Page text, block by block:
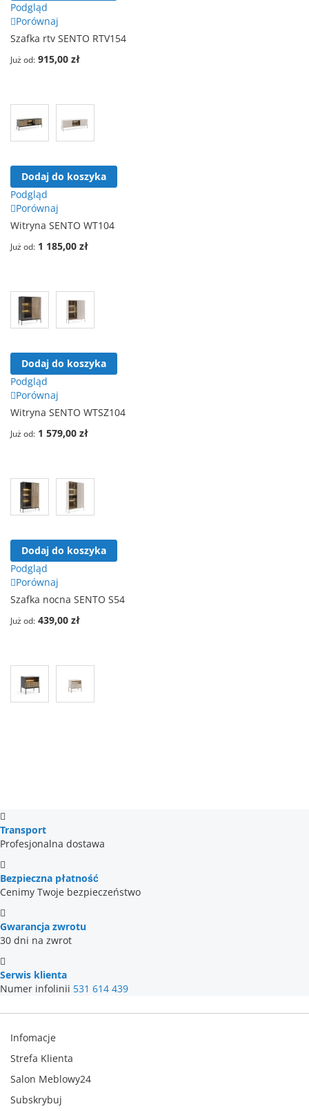
Podgląd
Porównaj
Szafka rtv SENTO RTV154
Już od 915,00 zł
Dodaj do koszyka
Podgląd
Porównaj
Witryna SENTO WT104
Już od 1 185,00 zł
Dodaj do koszyka
Podgląd
Porównaj
Witryna SENTO WTSZ104
Już od 1 579,00 zł
Dodaj do koszyka
Podgląd
Porównaj
Szafka nocna SENTO S54
Już od 439,00 zł
Transport
Profesjonalna dostawa
Bezpieczna płatność
Cenimy Twoje bezpieczeństwo
Gwarancja zwrotu
30 dni na zwrot
Serwis klienta
Numer infolinii 531 614 439
Infomacje
Strefa Klienta
Salon Meblowy24
Subskrybuj